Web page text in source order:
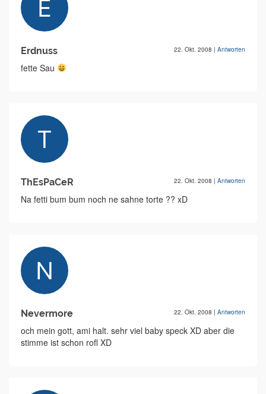
Erdnuss 22. Okt. 2008 | Antworten
fette Sau
ThEsPaCeR 22. Okt. 2008 | Antworten
Na fetti bum bum noch ne sahne torte ?? xD
Nevermore 22. Okt. 2008 | Antworten
och mein gott, ami halt. sehr viel baby speck XD aber die
stimme ist schon rofl XD